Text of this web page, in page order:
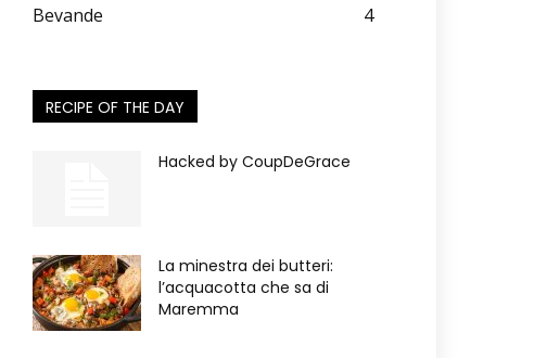
Bevande
4
RECIPE OF THE DAY
Hacked by CoupDeGrace
La minestra dei butteri:
l’acquacotta che sa di
Maremma